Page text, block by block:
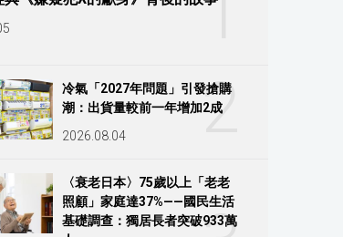
2
冷氣「2027年問題」引發搶購
潮：出貨量較前一年增加2成
2026.08.04
〈衰老日本〉75歲以上「老老
照顧」家庭達37%——國民生活
基礎調查：獨居長者突破933萬